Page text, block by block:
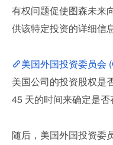
有权问题促使图森未来
供该特定投资的详细信息
美国外国投资委员会
美国公司的投资股权是
45 天的时间来确定是否
随后，美国外国投资委